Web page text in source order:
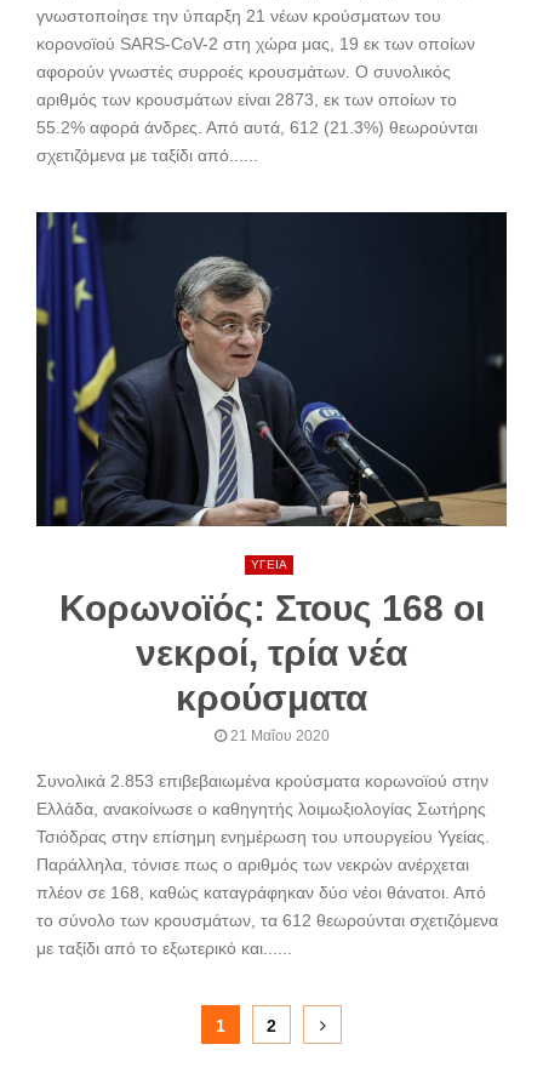
γνωστοποίησε την ύπαρξη 21 νέων κρούσματων του
κορονοϊού SARS-CoV-2 στη χώρα μας, 19 εκ των οποίων
αφορούν γνωστές συρροές κρουσμάτων. Ο συνολικός
αριθμός των κρουσμάτων είναι 2873, εκ των οποίων το
55.2% αφορά άνδρες. Από αυτά, 612 (21.3%) θεωρούνται
σχετιζόμενα με ταξίδι από......
ΥΓΕΙΑ
Κορωνοϊός: Στους 168 οι
νεκροί, τρία νέα
κρούσματα
21 Μαΐου 2020
Συνολικά 2.853 επιβεβαιωμένα κρούσματα κορωνοϊού στην
Ελλάδα, ανακοίνωσε ο καθηγητής λοιμωξιολογίας Σωτήρης
Τσιόδρας στην επίσημη ενημέρωση του υπουργείου Υγείας.
Παράλληλα, τόνισε πως ο αριθμός των νεκρών ανέρχεται
πλέον σε 168, καθώς καταγράφηκαν δύο νέοι θάνατοι. Από
το σύνολο των κρουσμάτων, τα 612 θεωρούνται σχετιζόμενα
με ταξίδι από το εξωτερικό και......
Σελιδοποίηση
1 2